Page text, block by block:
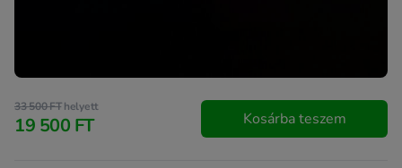
33 500 FThelyett
19 500 FT Kosárba teszem